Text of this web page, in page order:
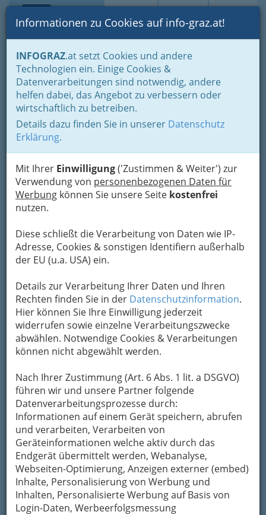
Suche Login Toggle
Informationen zu Cookies auf info-graz.at!
INFOGRAZ.at setzt Cookies und andere
Technologien ein. Einige Cookies &
Datenverarbeitungen sind notwendig, andere
helfen dabei, das Angebot zu verbessern oder
wirtschaftlich zu betreiben.
Details dazu finden Sie in unserer Datenschutz
Erklärung.
Mit Ihrer Einwilligung('Zustimmen & Weiter') zur
Verwendung von personenbezogenen Daten für
Werbung können Sie unsere Seite kostenfrei
nutzen.
Diese schließt die Verarbeitung von Daten wie IP-
Adresse, Cookies & sonstigen Identifiern außerhalb
der EU (u.a. USA) ein.
Details zur Verarbeitung Ihrer Daten und Ihren
Rechten finden Sie in der Datenschutzinformation.
Hier können Sie Ihre Einwilligung jederzeit
widerrufen sowie einzelne Verarbeitungszwecke
abwählen. Notwendige Cookies & Verarbeitungen
können nicht abgewählt werden.
Nach Ihrer Zustimmung (Art. 6 Abs. 1 lit. a DSGVO)
führen wir und unsere Partner folgende
Datenverarbeitungsprozesse durch:
Informationen auf einem Gerät speichern, abrufen
und verarbeiten, Verarbeiten von
Geräteinformationen welche aktiv durch das
Endgerät übermittelt werden, Webanalyse,
Webseiten-Optimierung, Anzeigen externer (embed)
Inhalte, Personalisierung von Werbung und
Inhalten, Personalisierte Werbung auf Basis von
Login-Daten, Werbeerfolgsmessung
Home Lebens-Guide Tierfreunde Tierschutz
DCM - Dogs, Cats and More
Gemeinde St. Josef 182, 8503 St. Josef
+43 665 535 26 52
Karte
Karte anzeigen
Kontaktaufnahme
Um die Info-Graz Firmenvor Spam-Mails zu
bewahren, verwenden wir an dieser Stelle zur
Formular. Ihre Nachricht wird nach dem
Absenden umgehend per Mail an das
Unternehmen DCM - Dogs, Cats and More
weitergeleitet.
Mein Name
Meine Email Adresse
Mein Betreff
Meine Nachricht